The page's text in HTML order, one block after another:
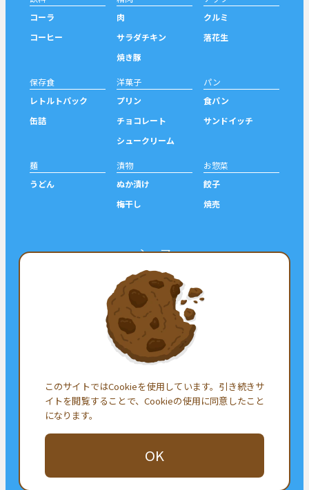
コーラ
コーヒー
肉
サラダチキン
焼き豚
クルミ
落花生
保存食
レトルトパック
缶詰
洋菓子
プリン
チョコレート
シュークリーム
パン
食パン
サンドイッチ
麺
うどん
漬物
ぬか漬け
梅干し
お惣菜
餃子
焼売
シェア
ツイート シェア
フォロー
このサイトではCookieを使用しています。引き続きサ
イトを閲覧することで、Cookieの使用に同意したこと
になります。
OK